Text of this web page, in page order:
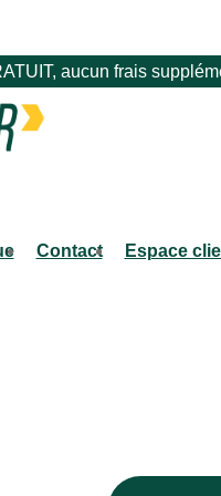
aucun frais
Contact Espace